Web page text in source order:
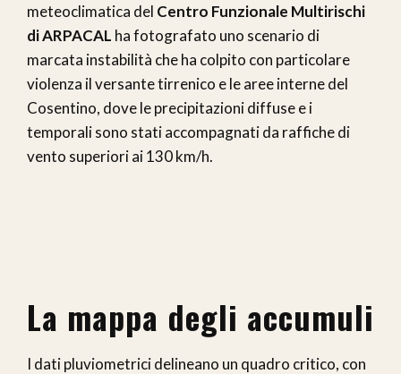
meteoclimatica del Centro Funzionale Multirischi
di ARPACAL ha fotografato uno scenario di
marcata instabilità che ha colpito con particolare
violenza il versante tirrenico e le aree interne del
Cosentino, dove le precipitazioni diffuse e i
temporali sono stati accompagnati da raffiche di
vento superiori ai 130 km/h.
La mappa degli accumuli
I dati pluviometrici delineano un quadro critico, con